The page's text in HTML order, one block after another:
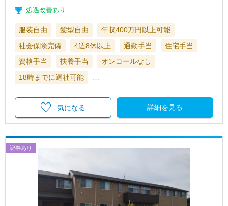
処遇改善あり
服装自由 髪型自由
年収400万円以上可能
社会保険完備
4週8休以上 通勤手当
住宅手当
資格手当
扶養手当
オンコールなし
18時までに退社可能
…
詳細を見る
気になる
記事あり